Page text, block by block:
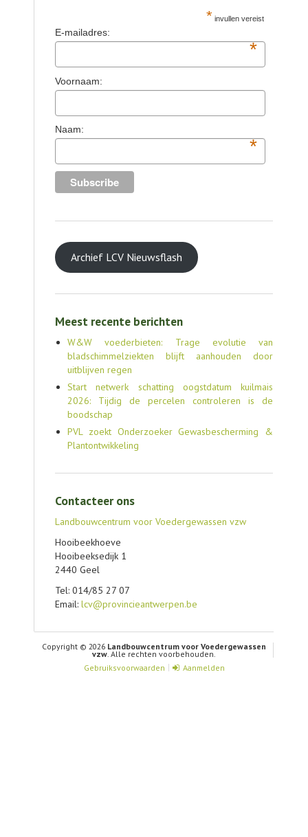
* invullen vereist
E-mailadres:
*
Voornaam:
Naam:
*
Archief LCV Nieuwsflash
Meest recente berichten
W&W voederbieten: Trage evolutie van
bladschimmelziekten blijft aanhouden door
uitblijven regen
Start netwerk schatting oogstdatum kuilmais
2026: Tijdig de percelen controleren is de
boodschap
PVL zoekt Onderzoeker Gewasbescherming &
Plantontwikkeling
Contacteer ons
Landbouwcentrum voor Voedergewassen vzw
Hooibeekhoeve
Hooibeeksedijk 1
2440 Geel
Tel: 014/85 27 07
Email: lcv@provincieantwerpen.be
Copyright © 2026 Landbouwcentrum voor Voedergewassen
vzw. Alle rechten voorbehouden.
Gebruiksvoorwaarden
Aanmelden